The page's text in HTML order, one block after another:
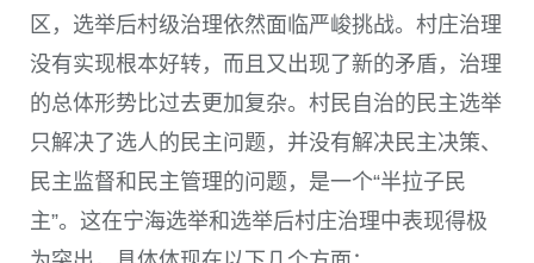
区，选举后村级治理依然面临严峻挑战。村庄治理
没有实现根本好转，而且又出现了新的矛盾，治理
的总体形势比过去更加复杂。村民自治的民主选举
只解决了选人的民主问题，并没有解决民主决策、
民主监督和民主管理的问题，是一个“半拉子民
主”。这在宁海选举和选举后村庄治理中表现得极